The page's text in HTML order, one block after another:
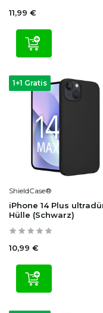
11,99 €
1+1 Gratis
ShieldCase®
iPhone 14 Plus
Hülle (Schwarz)
10,99 €